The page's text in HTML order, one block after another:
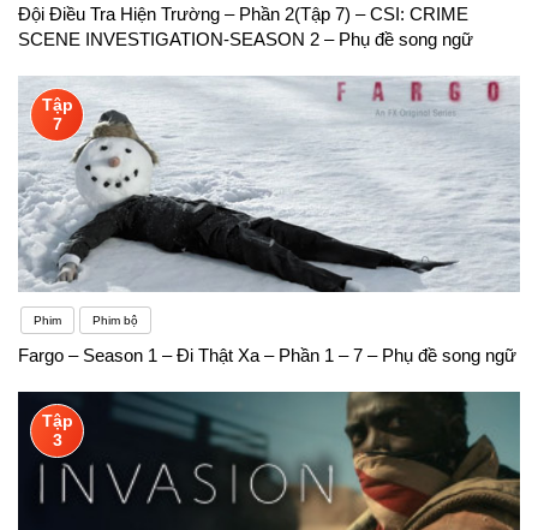
Đội Điều Tra Hiện Trường – Phần 2(Tập 7) – CSI: CRIME
SCENE INVESTIGATION-SEASON 2 – Phụ đề song ngữ
Tập
7
Phim Phim bộ
Fargo – Season 1 – Đi Thật Xa – Phần 1 – 7 – Phụ đề song ngữ
Tập
3